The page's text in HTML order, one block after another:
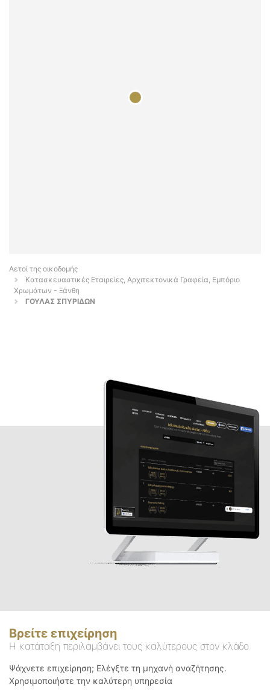
Αετοί της οικοδομής
Κατασκευαστικές Εταιρείες, Αρχιτεκτονικά Γραφεία, Εμπόριο
Χρωμάτων - Ξάνθη
ΓΟΥΛΑΣ ΣΠΥΡΙΔΩΝ
Βρείτε επιχείρηση
Η κατάταξη περιλαμβάνει τους καλύτερους στον κλάδο
Ψάχνετε επιχείρηση; Ελέγξτε τη μηχανή αναζήτησης.
Χρησιμοποιήστε την καλύτερη υπηρεσία